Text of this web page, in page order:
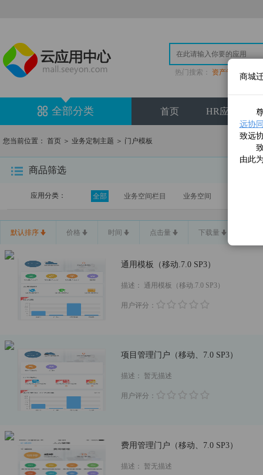
热门搜索： 资产管理| 登
全部分类 首页 HR应用专区
商城
尊敬
远协
致远
致远
由此
您当前位置： 首页 ＞ 业务定制主题 ＞ 门户模板
商品筛选
应用分类： 全部 业务空间栏目 业务空间
默认排序 价格 时间 点击量 下载量
通用模板（移动.7.0 SP3）
描述： 通用模板（移动.7.0 SP3）
用户评分：
项目管理门户（移动、7.0 SP3）
描述： 暂无描述
用户评分：
费用管理门户（移动、7.0 SP3）
描述： 暂无描述